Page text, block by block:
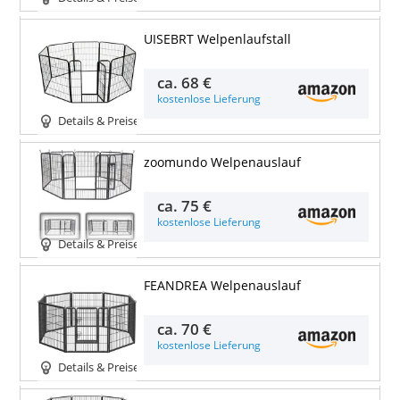
Details & Preise
UISEBRT Welpenlaufstall
ca.68 €
kostenlose Lieferung
Details & Preise
zoomundo Welpenauslauf
ca.75 €
kostenlose Lieferung
Details & Preise
FEANDREA Welpenauslauf
ca.70 €
kostenlose Lieferung